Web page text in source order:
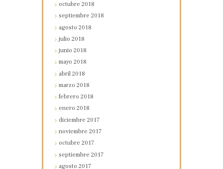
octubre2018
septiembre2018
agosto2018
julio2018
junio2018
mayo2018
abril2018
marzo2018
febrero2018
enero2018
diciembre2017
noviembre2017
octubre2017
septiembre2017
agosto2017